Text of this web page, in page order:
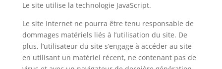
Le site utilise la technologie JavaScript.
Le site Internet ne pourra être tenu responsable de
dommages matériels liés à l’utilisation du site. De
plus, l’utilisateur du site s’engage à accéder au site
en utilisant un matériel récent, ne contenant pas de